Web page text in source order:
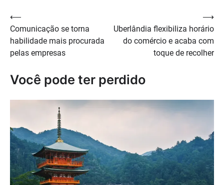
Navegação
de
Post
⟵
Comunicação se torna
habilidade mais procurada
pelas empresas
Uberlândia flexibiliza horário
do comércio e acaba com
toque de recolher
⟶
Você pode ter perdido